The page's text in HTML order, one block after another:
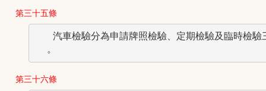
第三十五條
汽車檢驗分為申請牌照檢驗、定期檢驗及臨時檢驗
第三十六條